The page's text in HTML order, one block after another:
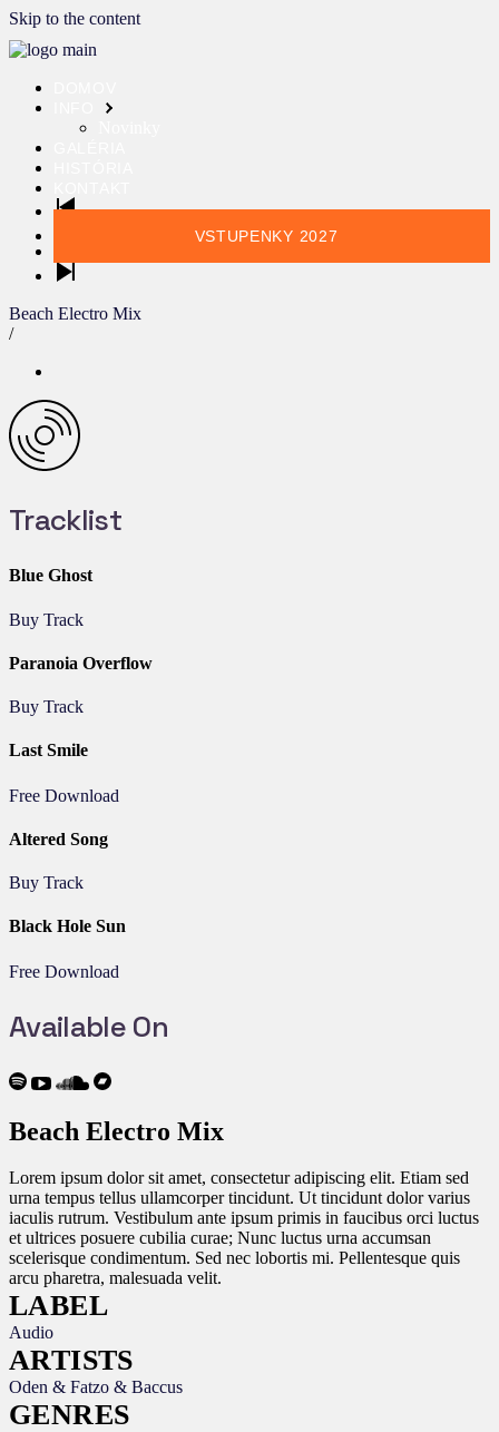
Skip to the content
VSTUPENKY 2027
Beach Electro Mix
/
Tracklist
Blue Ghost
Buy Track
Paranoia Overflow
Buy Track
Last Smile
Free Download
Altered Song
Buy Track
Black Hole Sun
Free Download
Available On
Beach Electro Mix
Lorem ipsum dolor sit amet, consectetur adipiscing elit. Etiam sed
urna tempus tellus ullamcorper tincidunt. Ut tincidunt dolor varius
iaculis rutrum. Vestibulum ante ipsum primis in faucibus orci luctus
et ultrices posuere cubilia curae; Nunc luctus urna accumsan
scelerisque condimentum. Sed nec lobortis mi. Pellentesque quis
arcu pharetra, malesuada velit.
LABEL
Audio
ARTISTS
Oden & Fatzo & Baccus
GENRES